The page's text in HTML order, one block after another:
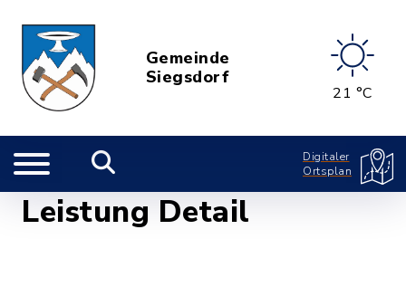
Gemeinde
Siegsdorf
21 °C
Digitaler
Ortsplan
Leistung Detail